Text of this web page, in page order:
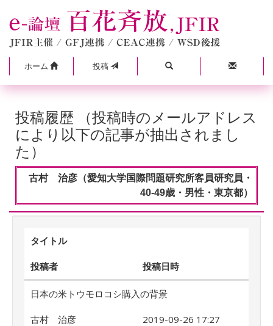
ホーム 投稿
投稿履歴 （投稿時のメールアドレス
により以下の記事が抽出されまし
た）
古村 治彦（愛知大学国際問題研究所客員研究員・
40-49歳・男性・東京都）
タイトル
投稿者 投稿日時
日本の米トウモロコシ購入の背景
古村 治彦 2019-09-26 17:27